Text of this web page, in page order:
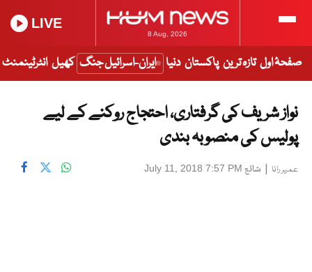
8 Aug, 2026
LIVE
صفحۂ اول تازہ ترین پاکستان دنیا ایران-اسرائیل جنگ کھیل انٹرٹینمنٹ
نواز شریف کی گرفتاری، احتجاج روکنے کے لیے
پولیس کی منصوبہ بندی
عمیر رانا | شائع July 11, 2018 7:57 PM